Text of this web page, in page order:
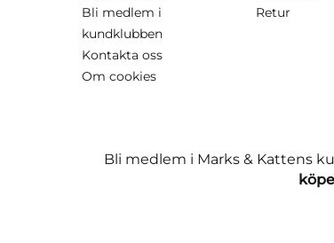
Bli medlem i
kundklubben
Kontakta oss
Om cookies
Retur
Bli medlem i Marks & Kattens